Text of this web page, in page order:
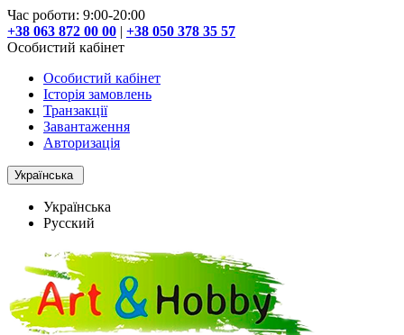
Час роботи: 9:00-20:00
+38 063 872 00 00 | +38 050 378 35 57
Особистий кабінет
Особистий кабінет
Історія замовлень
Транзакції
Завантаження
Авторизація
Українська
Українська
Русский